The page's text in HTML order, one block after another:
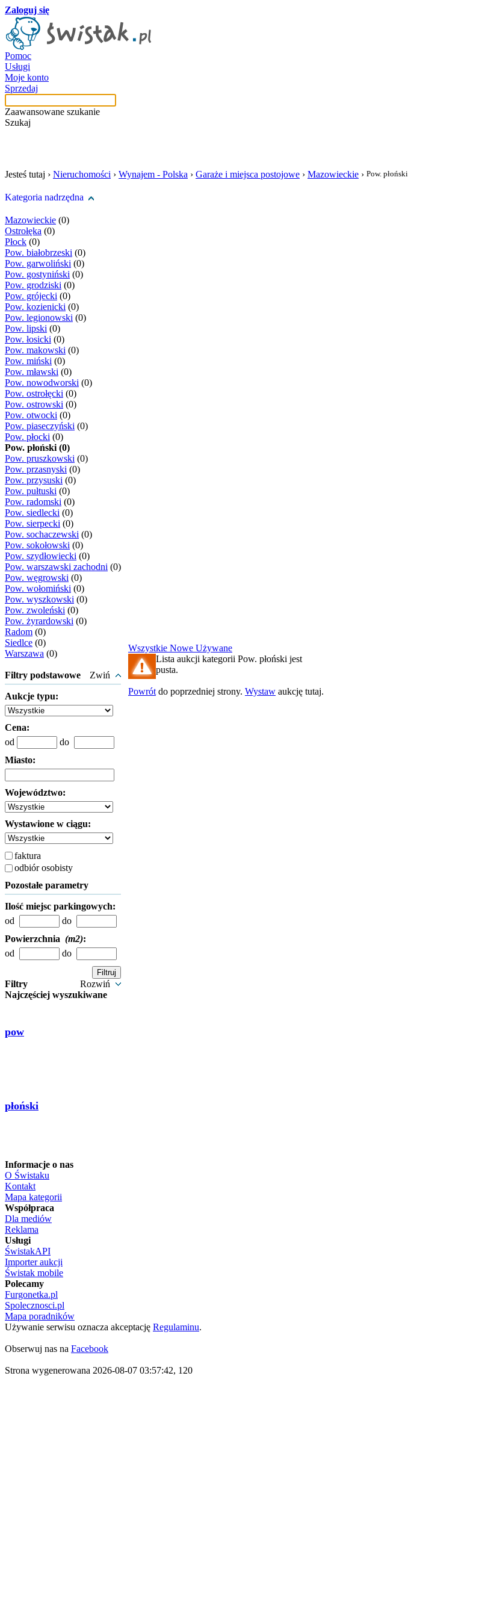
Zaloguj się
Pomoc
Usługi
Moje konto
Sprzedaj
Zaawansowane szukanie
Szukaj
Jesteś tutaj › Nieruchomości › Wynajem - Polska › Garaże i miejsca postojowe › Mazowieckie › Pow. płoński
Kategoria nadrzędna
Mazowieckie (0)
Ostrołęka (0)
Płock (0)
Pow. białobrzeski (0)
Pow. garwoliński (0)
Pow. gostyniński (0)
Pow. grodziski (0)
Pow. grójecki (0)
Pow. kozienicki (0)
Pow. legionowski (0)
Pow. lipski (0)
Pow. łosicki (0)
Pow. makowski (0)
Pow. miński (0)
Pow. mławski (0)
Pow. nowodworski (0)
Pow. ostrołęcki (0)
Pow. ostrowski (0)
Pow. otwocki (0)
Pow. piaseczyński (0)
Pow. płocki (0)
Pow. płoński (0)
Pow. pruszkowski (0)
Pow. przasnyski (0)
Pow. przysuski (0)
Pow. pułtuski (0)
Pow. radomski (0)
Pow. siedlecki (0)
Pow. sierpecki (0)
Pow. sochaczewski (0)
Pow. sokołowski (0)
Pow. szydłowiecki (0)
Pow. warszawski zachodni (0)
Pow. węgrowski (0)
Pow. wołomiński (0)
Pow. wyszkowski (0)
Pow. zwoleński (0)
Pow. żyrardowski (0)
Radom (0)
Siedlce (0)
Warszawa (0)
Filtry podstawowe Zwiń
Aukcje typu:
Cena:
od
do
Miasto:
Województwo:
Wystawione w ciągu:
faktura
odbiór osobisty
Pozostałe parametry
Ilość miejsc parkingowych:
od
do
Powierzchnia (m2):
od
do
Filtry
Rozwiń
Najczęściej wyszukiwane
pow
płoński
Wszystkie Nowe Używane
Lista aukcji kategorii Pow. płoński jest
pusta.
Powrót do poprzedniej strony. Wystaw aukcję tutaj.
Informacje o nas
O Świstaku
Kontakt
Mapa kategorii
Współpraca
Dla mediów
Reklama
Usługi
ŚwistakAPI
Importer aukcji
Świstak mobile
Polecamy
Furgonetka.pl
Spolecznosci.pl
Mapa poradników
Używanie serwisu oznacza akceptację Regulaminu.
Obserwuj nas na Facebook
Strona wygenerowana 2026-08-07 03:57:42, 120